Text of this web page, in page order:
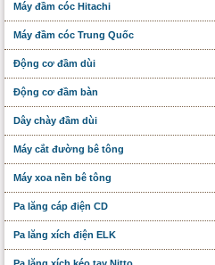
Máy đầm cóc Hitachi
Máy đầm cóc Trung Quốc
Động cơ đầm dùi
Động cơ đầm bàn
Dây chày đầm dùi
Máy cắt đường bê tông
Máy xoa nền bê tông
Pa lăng cáp điện CD
Pa lăng xích điện ELK